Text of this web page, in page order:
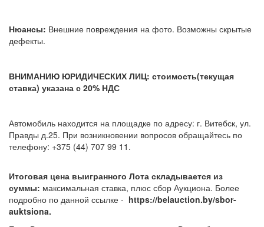
Нюансы: Внешние повреждения на фото. Возможны скрытые
дефекты.
ВНИМАНИЮ ЮРИДИЧЕСКИХ ЛИЦ: стоимость(текущая
ставка) указана с 20% НДС
Автомобиль находится на площадке по адресу: г. Витебск, ул.
Правды д.25. При возникновении вопросов обращайтесь по
телефону: +375 (44) 707 99 11.
Итоговая цена выигранного Лота складывается из
суммы: максимальная ставка, плюс сбор Аукциона. Более
подробно по данной ссылке - https://belauction.by/sbor-
auktsiona.